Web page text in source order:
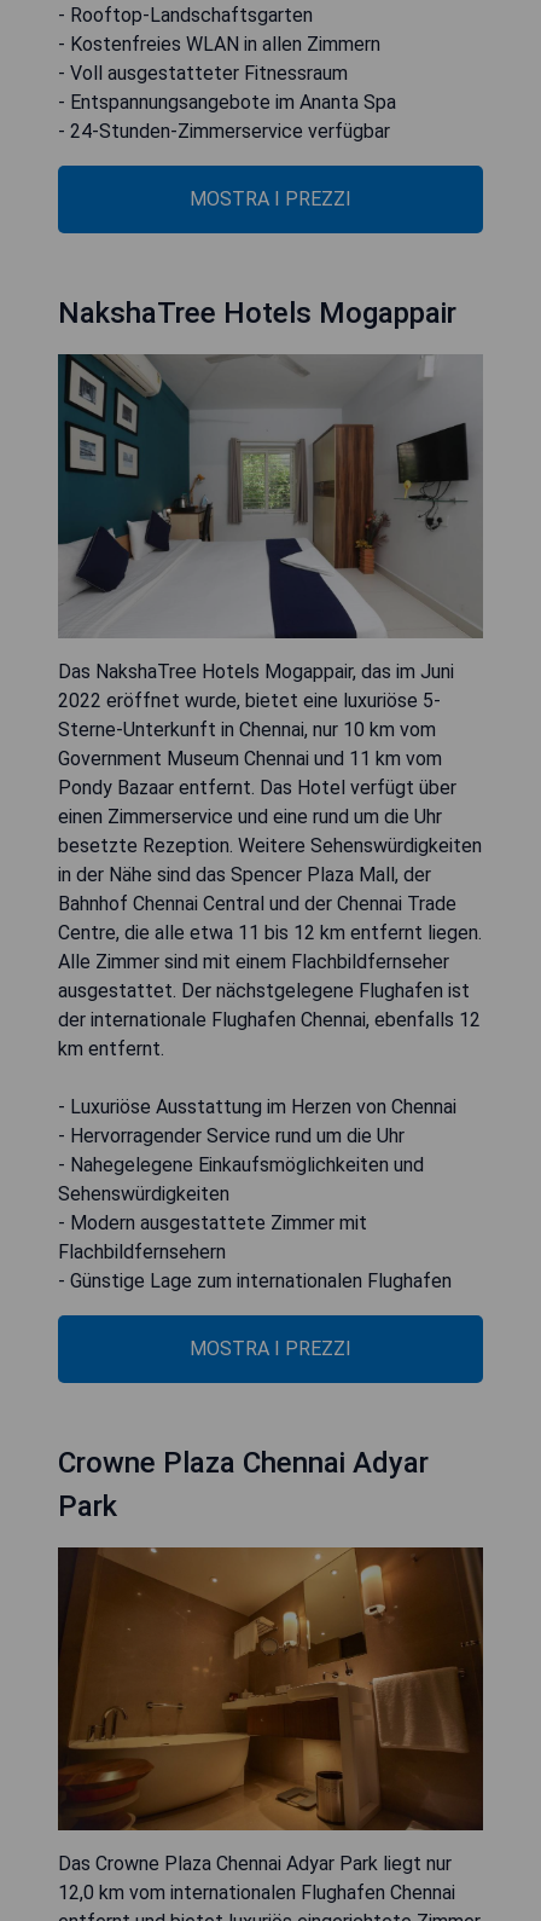
- Rooftop-Landschaftsgarten
- Kostenfreies WLAN in allen Zimmern
- Voll ausgestatteter Fitnessraum
- Entspannungsangebote im Ananta Spa
- 24-Stunden-Zimmerservice verfügbar
MOSTRA I PREZZI
NakshaTree Hotels Mogappair
Das NakshaTree Hotels Mogappair, das im Juni
2022 eröffnet wurde, bietet eine luxuriöse 5-
Sterne-Unterkunft in Chennai, nur 10 km vom
Government Museum Chennai und 11 km vom
Pondy Bazaar entfernt. Das Hotel verfügt über
einen Zimmerservice und eine rund um die Uhr
besetzte Rezeption. Weitere Sehenswürdigkeiten
in der Nähe sind das Spencer Plaza Mall, der
Bahnhof Chennai Central und der Chennai Trade
Centre, die alle etwa 11 bis 12 km entfernt liegen.
Alle Zimmer sind mit einem Flachbildfernseher
ausgestattet. Der nächstgelegene Flughafen ist
der internationale Flughafen Chennai, ebenfalls 12
km entfernt.
- Luxuriöse Ausstattung im Herzen von Chennai
- Hervorragender Service rund um die Uhr
- Nahegelegene Einkaufsmöglichkeiten und
Sehenswürdigkeiten
- Modern ausgestattete Zimmer mit
Flachbildfernsehern
- Günstige Lage zum internationalen Flughafen
MOSTRA I PREZZI
Crowne Plaza Chennai Adyar
Park
Das Crowne Plaza Chennai Adyar Park liegt nur
12,0 km vom internationalen Flughafen Chennai